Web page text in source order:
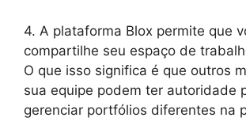
4. A plataforma Blox permite que
compartilhe seu espaço de
O que isso significa é que outros
sua equipe podem ter autoridade
gerenciar portfólios diferentes na